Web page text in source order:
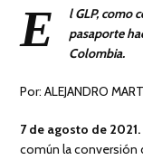
E
l GLP, como
pasaporte
Colombia.
Por: ALEJANDRO
7 de agosto de 2021.
común la conversión